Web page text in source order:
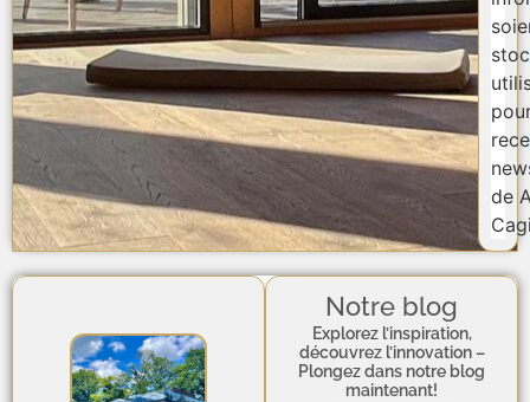
de
Notre blog
Explorez l’inspiration,
découvrez l’innovation –
Plongez dans notre blog
maintenant!